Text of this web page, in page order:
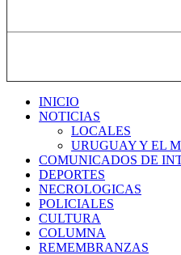
INICIO
NOTICIAS
LOCALES
URUGUAY Y EL
COMUNICADOS DE
DEPORTES
NECROLOGICAS
POLICIALES
CULTURA
COLUMNA
REMEMBRANZAS